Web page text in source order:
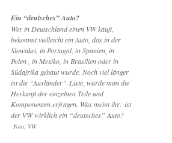
Ein “deutsches” Auto?
Wer in Deutschland einen VW kauft,
bekommt vielleicht ein Auto, das in der
Slowakei, in Portugal, in Spanien, in
Polen , in Mexiko, in Brasilien oder in
Südafrika gebaut wurde. Noch viel länger
ist die “Ausländer”-Liste, würde man die
Herkunft der einzelnen Teile und
Komponenten erfragen. Was meint ihr: ist
der VW wirklich ein “deutsches” Auto?
Foto: VW